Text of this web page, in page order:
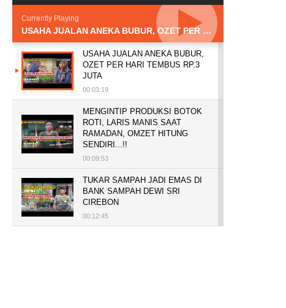
Currently Playing
USAHA JUALAN ANEKA BUBUR, OZET PER HARI TEMBUS RP.3 JUTA
USAHA JUALAN ANEKA BUBUR,
OZET PER HARI TEMBUS RP.3
JUTA
00:03:19
MENGINTIP PRODUKSI BOTOK
ROTI, LARIS MANIS SAAT
RAMADAN, OMZET HITUNG
SENDIRI...!!
00:09:53
TUKAR SAMPAH JADI EMAS DI
BANK SAMPAH DEWI SRI
CIREBON
00:12:45